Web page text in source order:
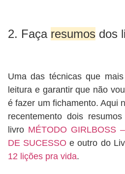
2. Faça resumos dos
Uma das técnicas que
leitura e garantir que não
é fazer um fichamento. Aqui
recentemento dois
livro MÉTODO GIRLBOSS
DE SUCESSO e outro do
12 lições pra vida.